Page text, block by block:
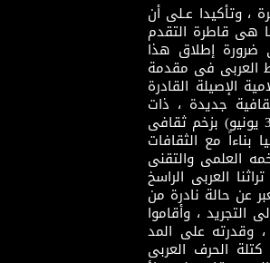
، وتأكيدا عـلى أن
هى قاطرة التقدم
ضرورة إطلاق هذا
العربى فى مقدمة
الإصيلة القادرة
جديدة ، ذات
مضمون ثقافى قادر على إثراء مرحلة ما بعد ثورتى (25 يناير و30 يونيو) بزخم ثقافى
بناءاً مع الثقافات
العلمى والتقنى
العربى الراسخ
عن حالة نادرة من
التجريد ، وأقاموا
وقدرته على المد
الحرف العربى